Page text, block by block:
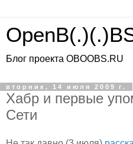
Блог проекта OBOOBS.RU
вторник, 14 июля 2009 г.
Хабр и первые
Сети